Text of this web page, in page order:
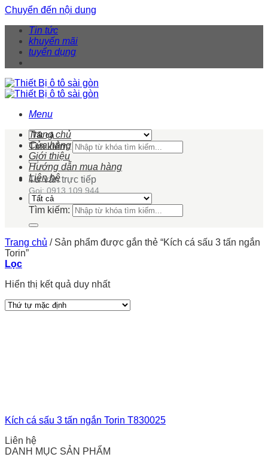
Chuyển đến nội dung
Tin tức
khuyến mãi
tuyển dụng
Menu
Tìm kiếm:
Tư vấn trực tiếp
Gọi: 0913 109 944
Trang chủ
Cửa hàng
Giới thiệu
Hướng dẫn mua hàng
Liên hệ
Tìm kiếm:
Trang chủ /Sản phẩm được gắn thẻ “Kích cá sấu 3 tấn ngắn
Torin”
Lọc
Hiển thị kết quả duy nhất
Kích cá sấu 3 tấn ngắn Torin T830025
Liên hệ
DANH MỤC SẢN PHẨM